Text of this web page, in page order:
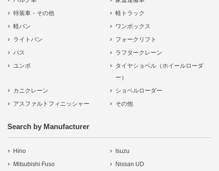
特装車・その他
軽トラック
軽バン
ワンボックス
ライトバン
フォークリフト
バス
ラフタークレーン
ユンボ
タイヤショベル（ホイールローダ
ー）
カニクレーン
ショベルローダー
アスファルトフィニッシャー
その他
Search by Manufacturer
Hino
Isuzu
Mitsubishi Fuso
Nissan UD